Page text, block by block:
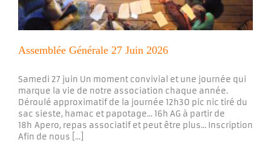
Assemblée Générale 27 Juin 2026
Samedi 27 juin Un moment convivial et une journée qui
marque la vie de notre association chaque année.
Déroulé approximatif de la journée 12h30 pic nic tiré du
sac sieste, hamac et papotage... 16h AG à partir de
18h Apero, repas associatif et peut être plus... Inscription
Afin de nous [...]